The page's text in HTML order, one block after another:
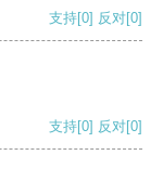
支持[0] 反对[0]
支持[0] 反对[0]